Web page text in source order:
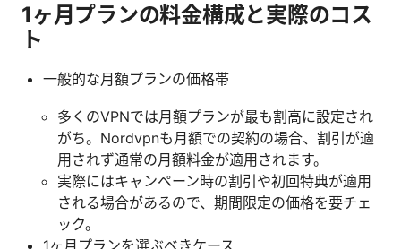
1ヶ月プランの料金構成と実際のコス
ト
一般的な月額プランの価格帯
多くのVPNでは月額プランが最も割高に設定され
がち。Nordvpnも月額での契約の場合、割引が適
用されず通常の月額料金が適用されます。
実際にはキャンペーン時の割引や初回特典が適用
される場合があるので、期間限定の価格を要チェ
ック。
1ヶ月プランを選ぶべきケース